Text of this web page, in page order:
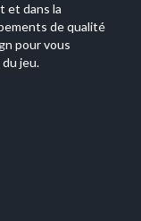
et dans la
de qualité
pour vous
jeu.